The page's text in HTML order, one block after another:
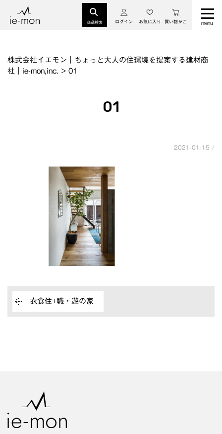
商品検索 ログイン お気に入り 買い物かご
株式会社イエモン｜ちょっと大人の住環境を提案する建材商
社｜ie-mon,inc. > 01
01
2021-01-15 /
衣食住+職・遊の家